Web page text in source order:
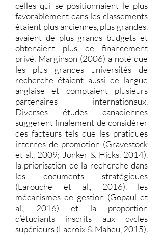
celles qui se positionnaient le plus
favorablement dans les classements
étaient plus anciennes, plus grandes,
avaient de plus grands budgets et
obtenaient plus de financement
privé. Marginson (2006) a noté que
les plus grandes universités de
recherche étaient aussi de langue
anglaise et comptaient plusieurs
partenaires internationaux.
Diverses études canadiennes
suggèrent finalement de considérer
des facteurs tels que les pratiques
internes de promotion (Gravestock
et al., 2009; Jonker & Hicks, 2014),
la priorisation de la recherche dans
les documents stratégiques
(Larouche et al., 2016), les
mécanismes de gestion (Gopaul et
al., 2016) et la proportion
d’étudiants inscrits aux cycles
supérieurs (Lacroix & Maheu, 2015).